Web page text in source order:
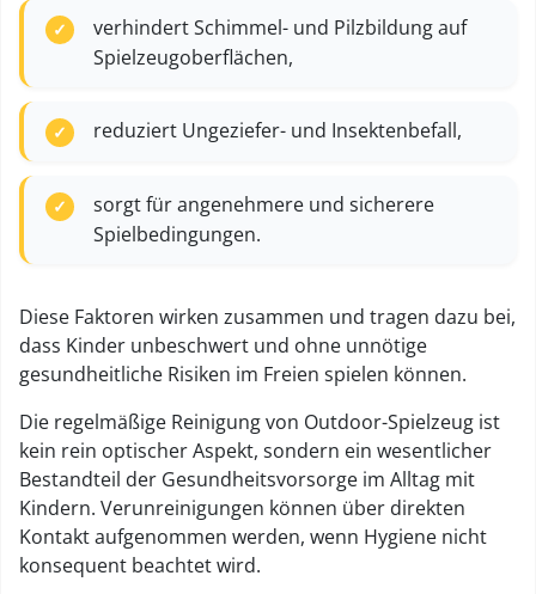
verhindert Schimmel- und Pilzbildung auf
Spielzeugoberflächen,
reduziert Ungeziefer- und Insektenbefall,
sorgt für angenehmere und sicherere
Spielbedingungen.
Diese Faktoren wirken zusammen und tragen dazu bei,
dass Kinder unbeschwert und ohne unnötige
gesundheitliche Risiken im Freien spielen können.
Die regelmäßige Reinigung von Outdoor-Spielzeug ist
kein rein optischer Aspekt, sondern ein wesentlicher
Bestandteil der Gesundheitsvorsorge im Alltag mit
Kindern. Verunreinigungen können über direkten
Kontakt aufgenommen werden, wenn Hygiene nicht
konsequent beachtet wird.